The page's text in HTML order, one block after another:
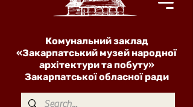
Комунальний заклад
«Закарпатський музей народної
архітектури та побуту»
Закарпатської обласної ради